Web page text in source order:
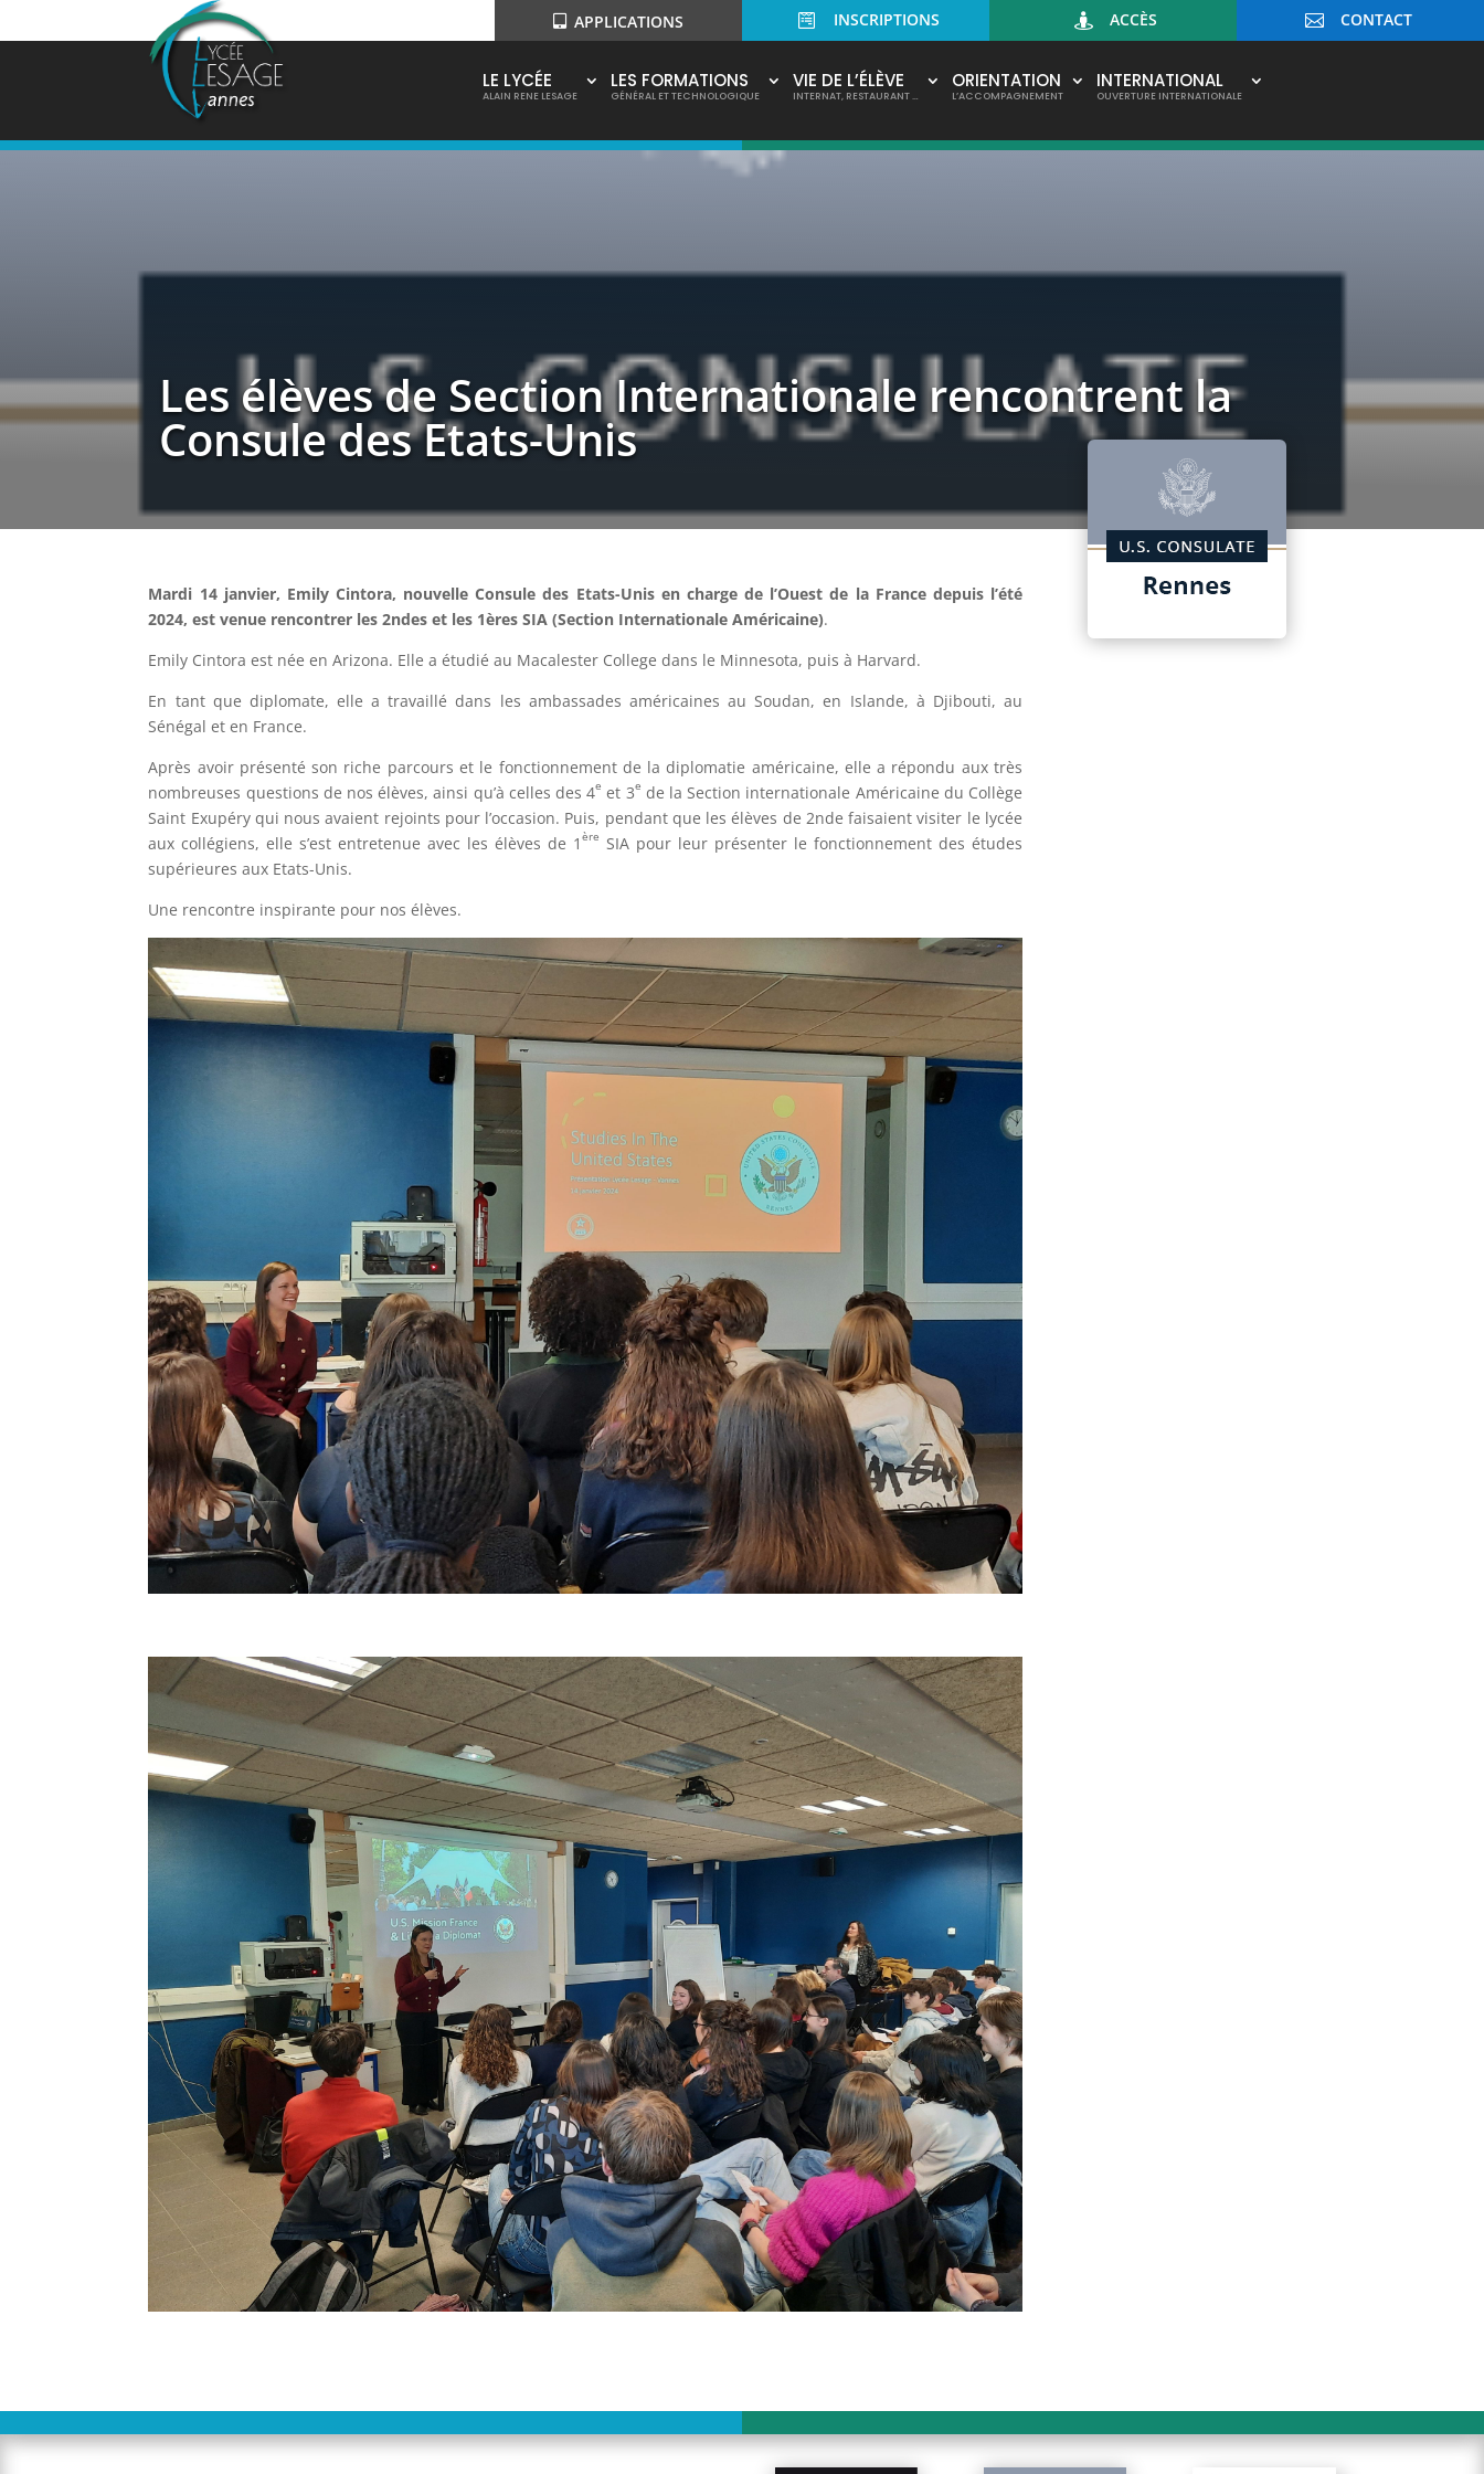
APPLICATIONS  INSCRIPTIONS  ACCÈS  CONTACT
LE LYCÉE
ALAIN RENE LESAGE
LES FORMATIONS
GÉNÉRAL ET TECHNOLOGIQUE
VIE DE L’ÉLÈVE
INTERNAT, RESTAURANT …
ORIENTATION
L’ACCOMPAGNEMENT
INTERNATIONAL
OUVERTURE INTERNATIONALE
Les élèves de Section Internationale rencontrent la
Consule des Etats-Unis
Mardi 14 janvier, Emily Cintora, nouvelle Consule des Etats-Unis en charge de l’Ouest de la France depuis l’été
2024, est venue rencontrer les 2ndes et les 1ères SIA (Section Internationale Américaine).
Emily Cintora est née en Arizona. Elle a étudié au Macalester College dans le Minnesota, puis à Harvard.
En tant que diplomate, elle a travaillé dans les ambassades américaines au Soudan, en Islande, à Djibouti, au
Sénégal et en France.
Après avoir présenté son riche parcours et le fonctionnement de la diplomatie américaine, elle a répondu aux très
nombreuses questions de nos élèves, ainsi qu’à celles des 4e et 3e de la Section internationale Américaine du Collège
Saint Exupéry qui nous avaient rejoints pour l’occasion. Puis, pendant que les élèves de 2nde faisaient visiter le lycée
aux collégiens, elle s’est entretenue avec les élèves de 1ère SIA pour leur présenter le fonctionnement des études
supérieures aux Etats-Unis.
Une rencontre inspirante pour nos élèves.